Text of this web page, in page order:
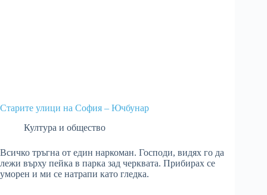
Старите улици на София – Ючбунар
Култура и общество
Всичко тръгна от един наркоман. Господи, видях го да
лежи върху пейка в парка зад черквата. Прибирах се
уморен и ми се натрапи като гледка.